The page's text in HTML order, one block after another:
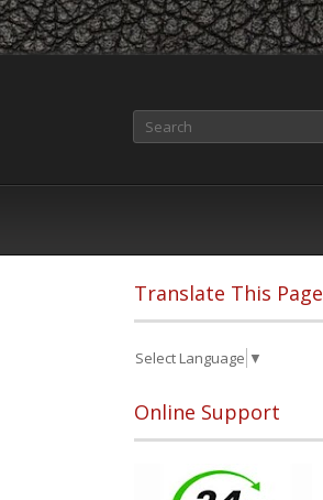
Translate This Page
Select Language ▼
Online Support